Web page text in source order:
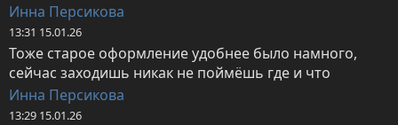
Инна Персикова
13:31 15.01.26
Тоже старое оформление удобнее было намного,
сейчас заходишь никак не поймёшь где и что
Инна Персикова
13:29 15.01.26